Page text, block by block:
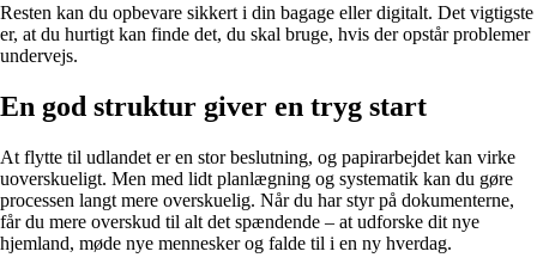
Resten kan du opbevare sikkert i din bagage eller digitalt. Det vigtigste
er, at du hurtigt kan finde det, du skal bruge, hvis der opstår problemer
undervejs.
En god struktur giver en tryg start
At flytte til udlandet er en stor beslutning, og papirarbejdet kan virke
uoverskueligt. Men med lidt planlægning og systematik kan du gøre
processen langt mere overskuelig. Når du har styr på dokumenterne,
får du mere overskud til alt det spændende – at udforske dit nye
hjemland, møde nye mennesker og falde til i en ny hverdag.